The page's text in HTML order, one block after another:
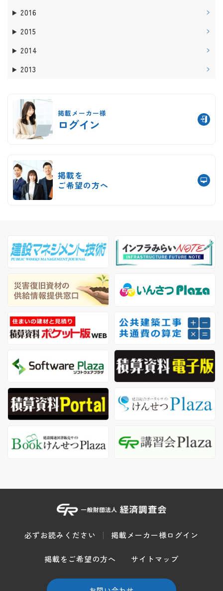
2016
2015
2014
2013
掲載メーカー様
ログイン
掲載を
ご希望の方へ
必ずお読みください 掲載メーカー様ログイン
掲載をご希望の方へ サイトマップ